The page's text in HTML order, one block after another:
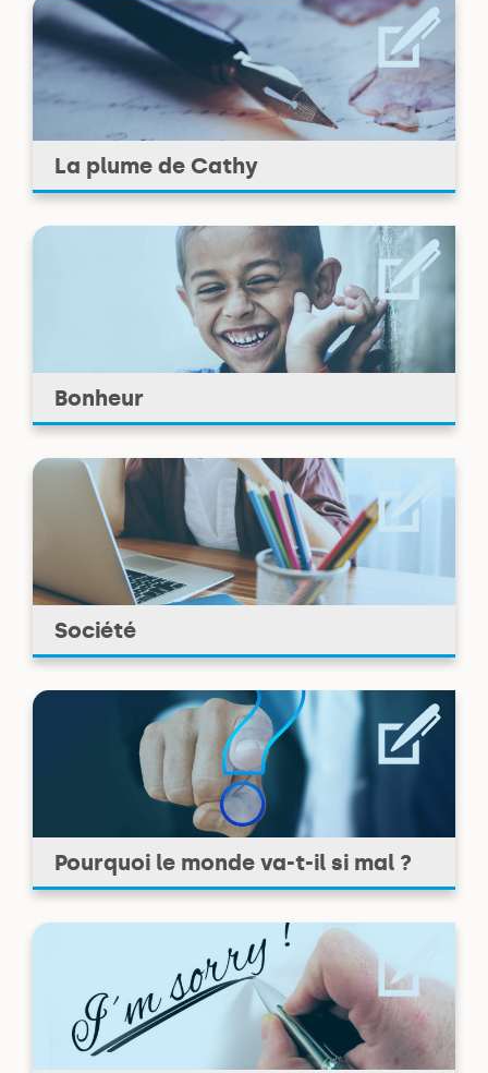
La plume de Cathy
Bonheur
Société
Pourquoi le monde va-t-il si mal ?